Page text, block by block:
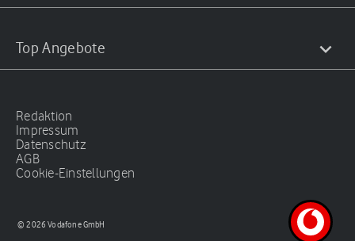
Top Angebote
Redaktion
Impressum
Datenschutz
AGB
Cookie-Einstellungen
© 2026 Vodafone GmbH